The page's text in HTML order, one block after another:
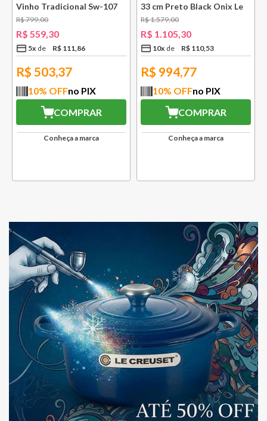
Vinho Tradicional Sw-107
Ply Le Creuset
R$799,00
R$ 559,30
5x R$ 111,86
R$ 503,37
10% OFFno PIX
COMPRAR
Conheça a marca
33 cm Preto Black Onix Le
Creuset
R$1.579,00
R$ 1.105,30
10x R$ 110,53
R$ 994,77
10% OFFno PIX
COMPRAR
Conheça a marca